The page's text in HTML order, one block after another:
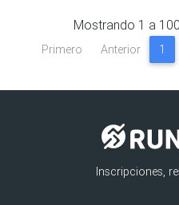
Mostrando 1 a 100
Primero Anterior 1
Inscripciones,